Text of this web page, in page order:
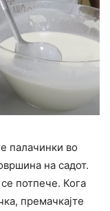
палачинки во
на садот.
потпече. Кога
премачкајте